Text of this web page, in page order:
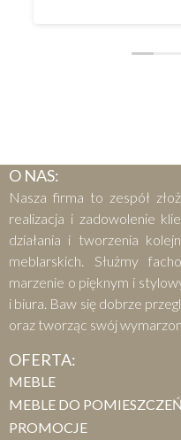
O NAS:
Nasza firma to zespół
realizacja i zadowolenie
działania i tworzenia
meblarskich. Służmy
marzenie o pięknym i
i biura. Baw się dobrze
oraz tworząc swój
OFERTA:
MEBLE
MEBLE DO POMIESZCZEŃ
PROMOCJE